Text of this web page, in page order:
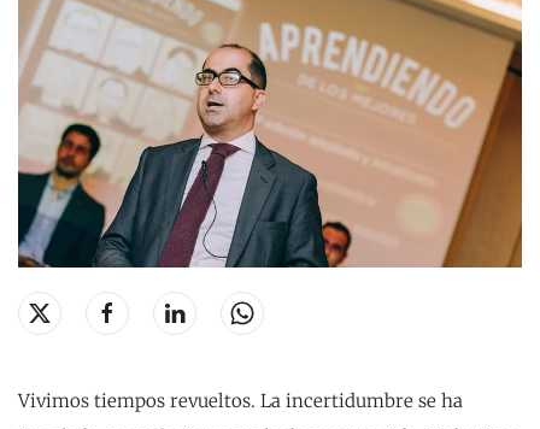
Vivimos tiempos revueltos. La incertidumbre se ha